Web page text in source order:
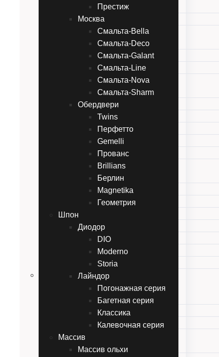
Престиж
Москва
Смальта-Bella
Смальта-Deco
Смальта-Galant
Смальта-Line
Смальта-Nova
Смальта-Sharm
Обердвери
Twins
Перфетто
Gemelli
Прованс
Brillians
Берлин
Magnetika
Геометрия
Шпон
Диодор
DIO
Moderno
Storia
Лайндор
Погонажная серия
Багетная серия
Классика
Калевочная серия
Массив
Массив ольхи
Trend
Moderno
Лайндор
Фрезерованная серия
Color серия
Престиж
Москва
Смальта-Bella
Смальта-Deco
Смальта-Galant
Смальта-Line
Смальта-Nova
Смальта-Sharm
Обердвери
Twins
Перфетто
Gemelli
Brillians
Берлин
Magnetika
Геометрия
Диодор
DIO
Moderno
Storia
Лайндор
Погонажная серия